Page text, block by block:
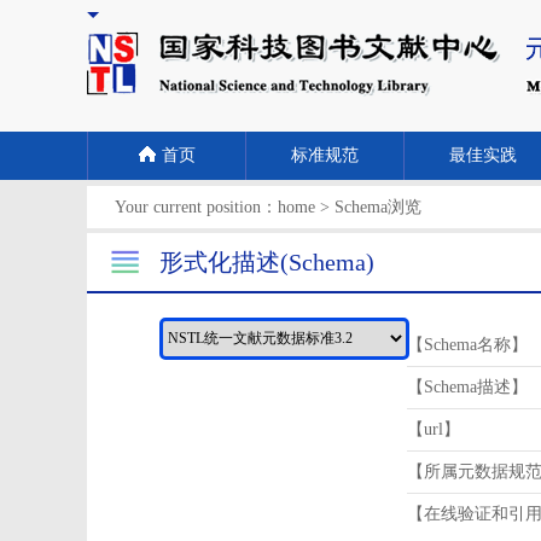
首页 标准规范 最佳实践
Your current position： home > Schema浏览
形式化描述(Schema)
【Schema名称】
【Schema描述】
【url】
【所属元数据规
【在线验证和引